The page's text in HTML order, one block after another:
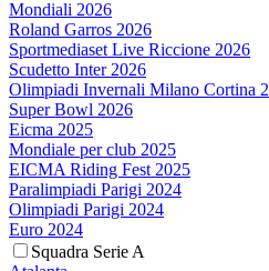
Mondiali 2026
Roland Garros 2026
Sportmediaset Live Riccione 2026
Scudetto Inter 2026
Olimpiadi Invernali Milano Cortina
Super Bowl 2026
Eicma 2025
Mondiale per club 2025
EICMA Riding Fest 2025
Paralimpiadi Parigi 2024
Olimpiadi Parigi 2024
Euro 2024
Squadra Serie A